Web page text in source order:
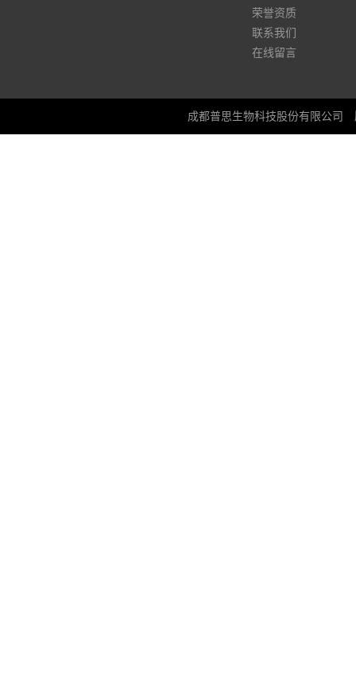
荣誉资质
联系我们
在线留言
成都普思生物科技股份有限公司